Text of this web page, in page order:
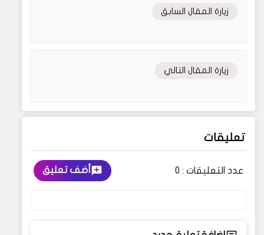
زيارة المقال السابق
زيارة المقال التالي
تعليقات
عدد التعليقات : 0 أضف تعليق